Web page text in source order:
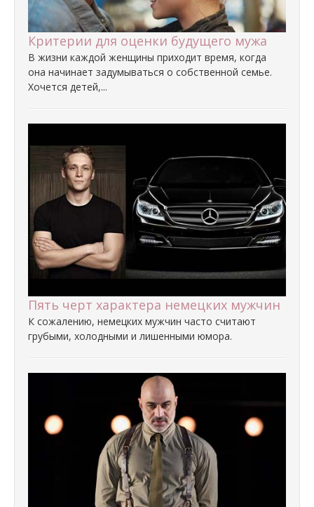
Критерии для оценки будущего мужа
В жизни каждой женщины приходит время, когда
она начинает задумываться о собственной семье.
Хочется детей,...
Пять черт характера немецких мужчин
К сожалению, немецких мужчин часто считают
грубыми, холодными и лишенными юмора.